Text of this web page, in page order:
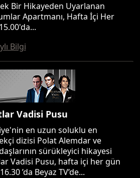
Bir Hikayeden Uyarlanan
Apartmanı, Hafta İçi Her
Bilgi
Vadisi Pusu
en uzun soluklu en
dizisi Polat Alemdar ve
sürükleyici hikayesi
Vadisi Pusu, hafta içi her gün
’da Beyaz TV’de...